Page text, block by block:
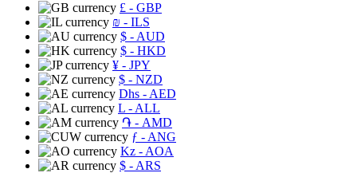
£ - GBP
₪ - ILS
$ - AUD
$ - HKD
¥ - JPY
$ - NZD
Dhs - AED
L - ALL
֏ - AMD
ƒ - ANG
Kz - AOA
$ - ARS